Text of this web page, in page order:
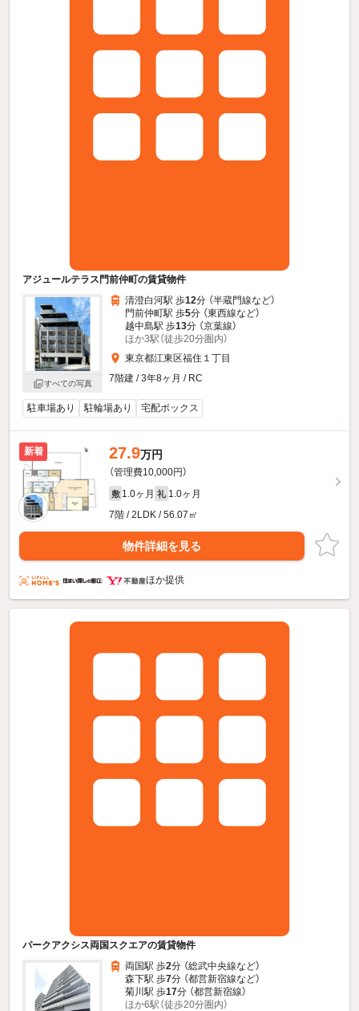
アジュールテラス門前仲町の賃貸物件
すべての写真
清澄白河駅 歩12分 （半蔵門線など）
門前仲町駅 歩5分 （東西線など）
越中島駅 歩13分 （京葉線）
ほか3駅（徒歩20分圏内）
東京都江東区福住１丁目
7階建 / 3年8ヶ月 / RC
駐車場あり 駐輪場あり 宅配ボックス
新着 27.9万円
（管理費10,000円）
敷 1.0ヶ月 礼 1.0ヶ月
7階 / 2LDK / 56.07㎡
物件詳細を見る
ほか提供
パークアクシス両国スクエアの賃貸物件
両国駅 歩2分 （総武中央線など）
森下駅 歩7分 （都営新宿線など）
菊川駅 歩17分 （都営新宿線）
ほか6駅（徒歩20分圏内）